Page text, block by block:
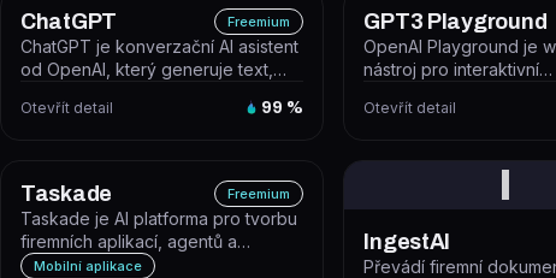
ChatGPT Freemium
ChatGPT je konverzační AI asistent
od OpenAI, který generuje text,
Otevřít detail 99 %
GPT3 Playground
OpenAI Playground je
nástroj pro interaktivní
(GPT-4o, GP...
Otevřít detail
Taskade Freemium
Taskade je AI platforma pro tvorbu
firemních aplikací, agentů a
automatizovaných workflow z jedi...
Mobilní aplikace
I
IngestAI
Převádí firemní